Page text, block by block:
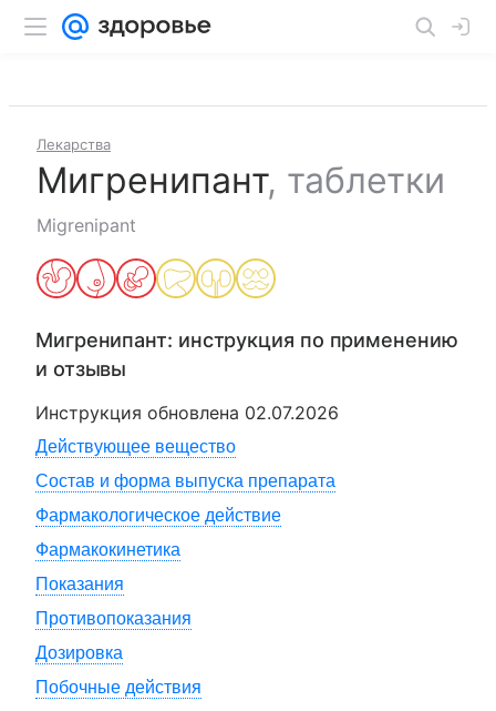
Лекарства
Мигренипант, таблетки
Migrenipant
Мигренипант: инструкция по применению
и отзывы
Инструкция обновлена 02.07.2026
Действующее вещество
Состав и форма выпуска препарата
Фармакологическое действие
Фармакокинетика
Показания
Противопоказания
Дозировка
Побочные действия